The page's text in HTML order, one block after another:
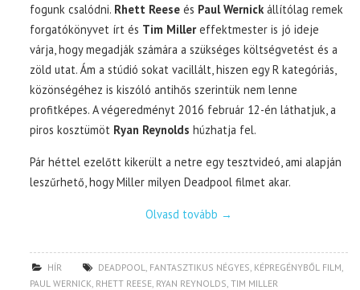
fogunk csalódni. Rhett Reese és Paul Wernick állítólag remek
forgatókönyvet írt és Tim Millereffektmester is jó ideje
várja, hogy megadják számára a szükséges költségvetést és a
zöld utat. Ám a stúdió sokat vacillált, hiszen egy R kategóriás,
közönségéhez is kiszóló antihős szerintük nem lenne
profitképes. A végeredményt 2016 február 12-én láthatjuk, a
piros kosztümöt Ryan Reynolds húzhatja fel.
Pár héttel ezelőtt kikerült a netre egy tesztvideó, ami alapján
leszűrhető, hogy Miller milyen Deadpool filmet akar.
Olvasd tovább →
HÍR DEADPOOL FANTASZTIKUS NÉGYES KÉPREGÉNYBŐL FILM
PAUL WERNICK RHETT REESE RYAN REYNOLDS ,TIM MILLER